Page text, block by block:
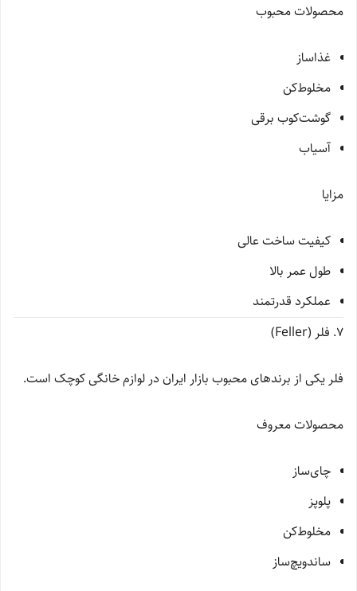
محصولات محبوب
غذاساز
مخلوط‌کن
گوشت‌کوب برقی
آسیاب
مزایا
کیفیت ساخت عالی
طول عمر بالا
عملکرد قدرتمند
7. فلر (Feller)
فلر یکی از برندهای محبوب بازار ایران در لوازم خانگی کوچک است.
محصولات معروف
چای‌ساز
پلوپز
مخلوط‌کن
ساندویچ‌ساز